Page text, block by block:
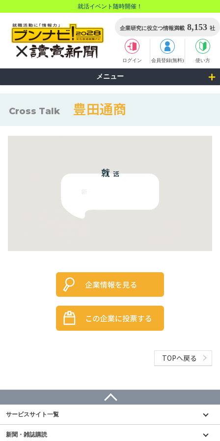
就活イベント随時開催！
企業研究に役立つ情報満載 8,153 社
ログイン 会員登録(無料) 使い方
メニュー
Cross Talk 豊田通商
TOPへ戻る
サービスサイト一覧
新聞・雑誌購読